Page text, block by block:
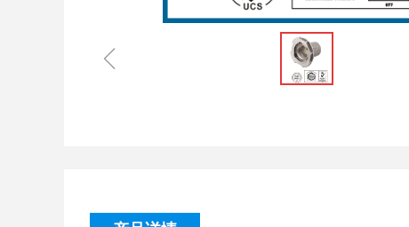
ꁆ